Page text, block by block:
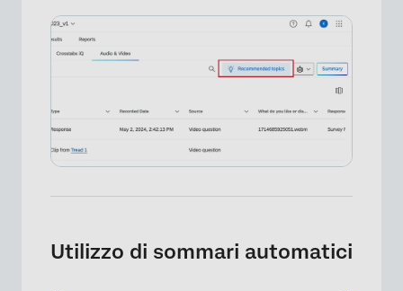
Utilizzo di sommari automatici